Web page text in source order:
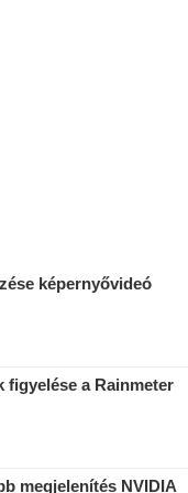
képernyővideó
figyelése a Rainmeter
megjelenítés NVIDIA